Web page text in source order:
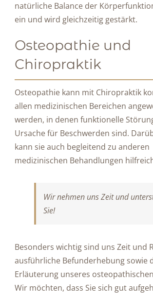
natürliche Balance der
ein und wird gleichzeitig gestärkt.
Osteopathie und
Chiropraktik
Osteopathie kann mit Chiropraktik
allen medizinischen Bereichen
werden, in denen funktionelle
Ursache für Beschwerden sind.
kann sie auch begleitend zu anderen
medizinischen Behandlungen
Wir nehmen uns Zeit und
Sie!
Besonders wichtig sind uns Zeit und
ausführliche Befunderhebung sowie
Erläuterung unseres
Wir möchten, dass Sie sich gut